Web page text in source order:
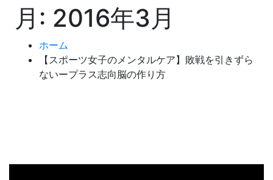
月: 2016年3月
ホーム
【スポーツ女子のメンタルケア】敗戦を引きずら
ないープラス志向脳の作り方